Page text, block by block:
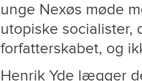
unge Nexøs møde
utopiske socialister,
forfatterskabet, og
Henrik Yde lægger